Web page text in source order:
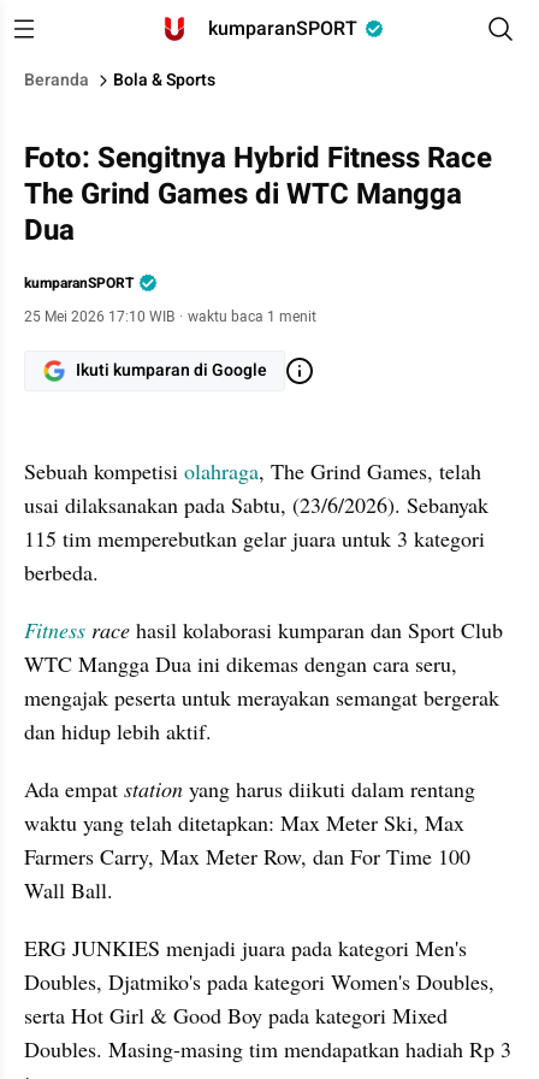
kumparanSPORT
Beranda Bola & Sports
Foto: Sengitnya Hybrid Fitness Race
The Grind Games di WTC Mangga
Dua
kumparanSPORT
25 Mei 2026 17:10 WIB · waktu baca 1 menit
Ikuti kumparan di Google
Sebuah kompetisi olahraga, The Grind Games, telah
usai dilaksanakan pada Sabtu, (23/6/2026). Sebanyak
115 tim memperebutkan gelar juara untuk 3 kategori
berbeda.
Fitness race hasil kolaborasi kumparan dan Sport Club
WTC Mangga Dua ini dikemas dengan cara seru,
mengajak peserta untuk merayakan semangat bergerak
dan hidup lebih aktif.
Ada empat station yang harus diikuti dalam rentang
waktu yang telah ditetapkan: Max Meter Ski, Max
Farmers Carry, Max Meter Row, dan For Time 100
Wall Ball.
ERG JUNKIES menjadi juara pada kategori Men's
Doubles, Djatmiko's pada kategori Women's Doubles,
serta Hot Girl & Good Boy pada kategori Mixed
Doubles. Masing-masing tim mendapatkan hadiah Rp 3